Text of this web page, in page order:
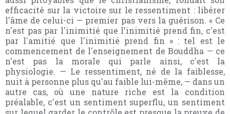
efficacité sur la victoire sur le ressentiment : libérer
l'âme de celui-ci — premier pas vers la guérison. « Ce
n'est pas par l'inimitié que l'inimitié prend fin, c'est
par l'amitié que l'inimitié prend fin » : tel est le
commencement de l'enseignement de Bouddha — ce
n'est pas la morale qui parle ainsi, c'est la
physiologie. — Le ressentiment, né de la faiblesse,
nuit à personne plus qu'au faible lui-même, — dans un
autre cas, où une nature riche est la condition
préalable, c'est un sentiment superflu, un sentiment